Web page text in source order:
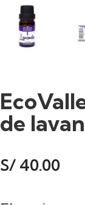
de
S/ 40.00